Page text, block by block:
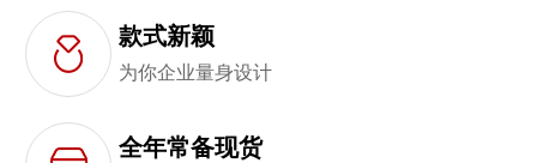
款式新颖
为你企业量身设计
全年常备现货